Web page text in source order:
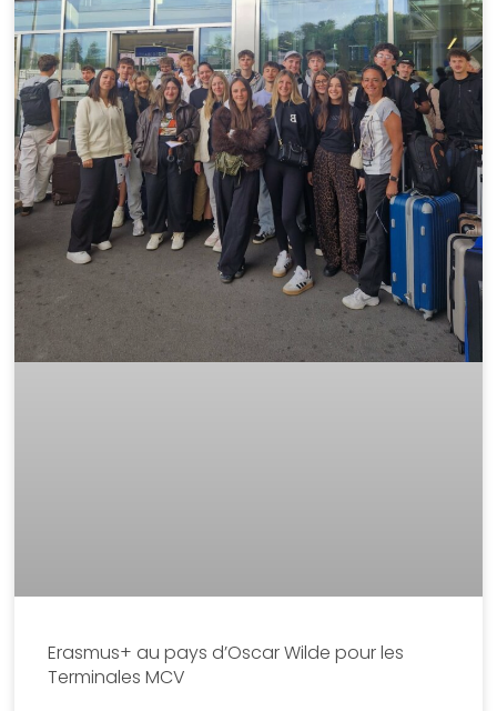
Erasmus+ au pays d’Oscar Wilde pour les
Terminales MCV